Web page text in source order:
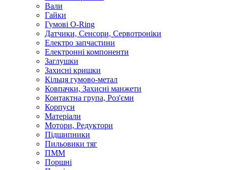
Вали
Гайки
Гумові O-Ring
Датчики, Сенсори, Сервотроніки
Електро запчастини
Електронні компоненти
Заглушки
Захисні кришки
Кільця гумово-метал
Ковпачки, Захисні манжети
Контактна група, Роз'єми
Корпуси
Матеріали
Мотори, Редуктори
Підшипники
Пильовики тяг
ПММ
Поршні